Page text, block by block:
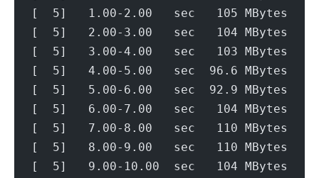
[  5]   1.00-2.00   sec   105 MBytes
[  5]   2.00-3.00   sec   104 MBytes
[  5]   3.00-4.00   sec   103 MBytes
[  5]   4.00-5.00   sec  96.6 MBytes
[  5]   5.00-6.00   sec  92.9 MBytes
[  5]   6.00-7.00   sec   104 MBytes
[  5]   7.00-8.00   sec   110 MBytes
[  5]   8.00-9.00   sec   110 MBytes
[  5]   9.00-10.00  sec   104 MBytes